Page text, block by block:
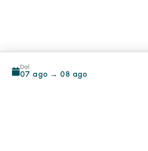
Dal
07 ago → 08 ago